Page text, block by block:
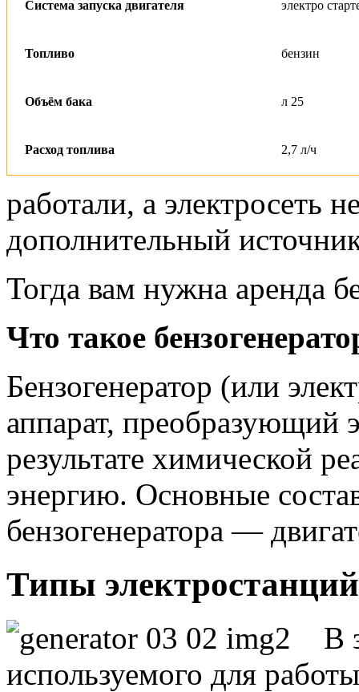
Система запуска двигателя электро
Топливо бензин
Объём бака л 25
Расход топлива 2,7 л/ч
работали, а электросеть
дополнительный
Тогда вам нужна аренда
Что такое
Бензогенератор (или
аппарат, преобразующий
результате химической
энергию. Основные
бензогенератора —
Типы
В
используемого для